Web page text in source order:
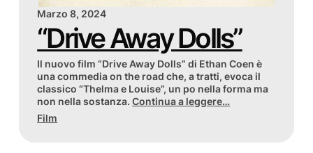
Marzo 8, 2024
“Drive Away Dolls”
Il nuovo film “Drive Away Dolls” di Ethan Coen è
una commedia on the road che, a tratti, evoca il
classico “Thelma e Louise”, un po nella forma ma
non nella sostanza.Continua a leggere…
Film